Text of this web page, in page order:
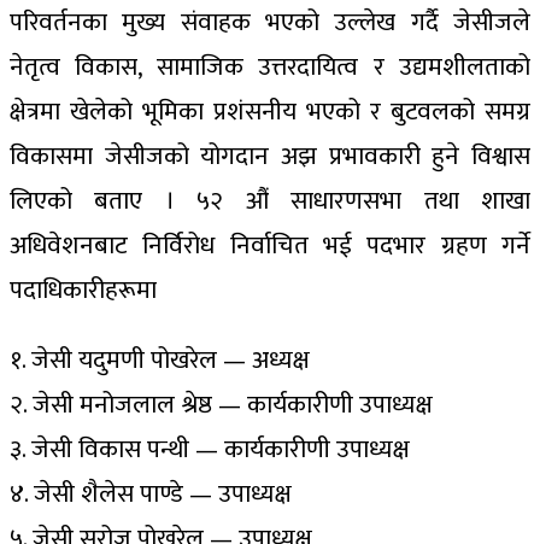
परिवर्तनका मुख्य संवाहक भएको उल्लेख गर्दै जेसीजले
नेतृत्व विकास, सामाजिक उत्तरदायित्व र उद्यमशीलताको
क्षेत्रमा खेलेको भूमिका प्रशंसनीय भएको र बुटवलको समग्र
विकासमा जेसीजको योगदान अझ प्रभावकारी हुने विश्वास
लिएको बताए । ५२ औं साधारणसभा तथा शाखा
अधिवेशनबाट निर्विरोध निर्वाचित भई पदभार ग्रहण गर्ने
पदाधिकारीहरूमा
१. जेसी यदुमणी पोखरेल — अध्यक्ष
२. जेसी मनोजलाल श्रेष्ठ — कार्यकारीणी उपाध्यक्ष
३. जेसी विकास पन्थी — कार्यकारीणी उपाध्यक्ष
४. जेसी शैलेस पाण्डे — उपाध्यक्ष